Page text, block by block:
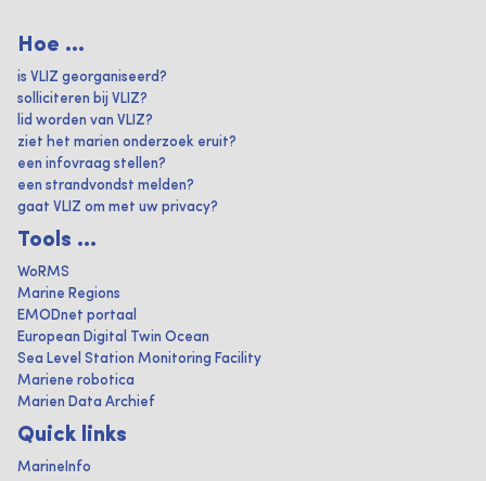
Hoe ...
is VLIZ georganiseerd?
solliciteren bij VLIZ?
lid worden van VLIZ?
ziet het marien onderzoek eruit?
een infovraag stellen?
een strandvondst melden?
gaat VLIZ om met uw privacy?
Tools ...
WoRMS
Marine Regions
EMODnet portaal
European Digital Twin Ocean
Sea Level Station Monitoring Facility
Mariene robotica
Marien Data Archief
Quick links
MarineInfo